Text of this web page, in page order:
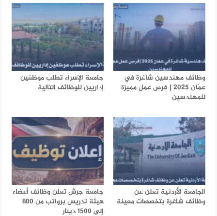
وظائف مهندسين شاغرة في
عمّان 2025 | فرص عمل مميزة
للمهندسين
جامعة الإسراء تطلب موظفين
إداريين للوظائف التالية
الجامعة الأردنية تعلن عن
وظائف شاغرة بتخصصات معينة
جامعة جرش تعلن وظائف أعضاء
هيئة تدريس برواتب من 800
إلى 1500 دينار